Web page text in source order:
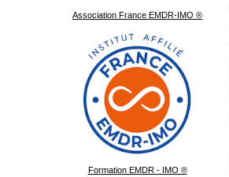
Association France EMDR-IMO ®
Formation EMDR - IMO ®